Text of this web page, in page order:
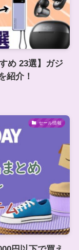
め 23選】ガジ
紹介！
セール情報